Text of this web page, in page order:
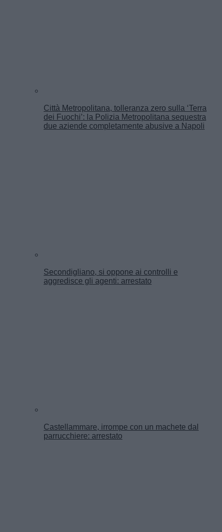
Città Metropolitana, tolleranza zero sulla ‘Terra
dei Fuochi’: la Polizia Metropolitana sequestra
due aziende completamente abusive a Napoli
Secondigliano, si oppone ai controlli e
aggredisce gli agenti: arrestato
Castellammare, irrompe con un machete dal
parrucchiere: arrestato